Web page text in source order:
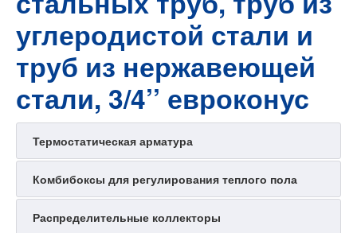
углеродистой стали и
труб из нержавеющей
стали, 3/4’’ евроконус
Термостатическая арматура
Комбибоксы для регулирования теплого пола
Распределительные коллекторы